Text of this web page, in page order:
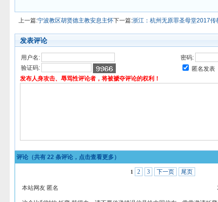
上一篇:宁波教区胡贤德主教安息主怀下一篇:浙江：杭州无原罪圣母堂2017传
发表评论
用户名:
密码:
验证码:
匿名发表
发布人身攻击、辱骂性评论者，将被褫夺评论的权利！
评论（共有 22 条评论，点击查看更多）
1 2 3 下一页 尾页
本站网友 匿名